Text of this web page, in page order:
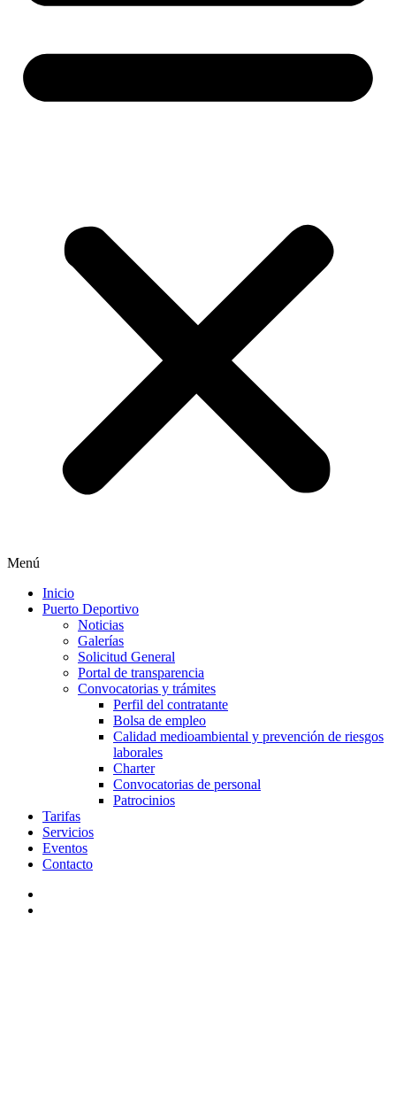
Menú
Inicio
Puerto Deportivo
Noticias
Galerías
Solicitud General
Portal de transparencia
Convocatorias y trámites
Perfil del contratante
Bolsa de empleo
Calidad medioambiental y prevención de riesgos
laborales
Charter
Convocatorias de personal
Patrocinios
Tarifas
Servicios
Eventos
Contacto